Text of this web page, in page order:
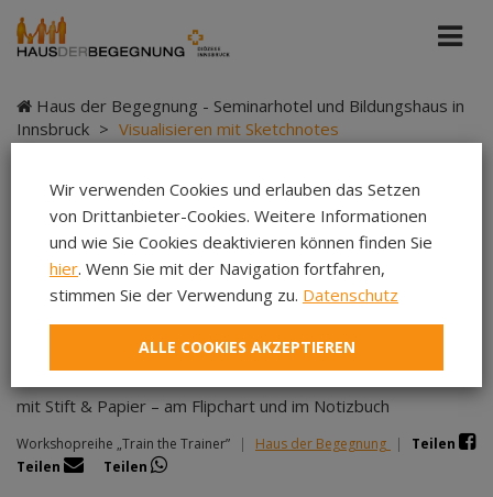
Haus der Begegnung - Seminarhotel und Bildungshaus in
Innsbruck > Visualisieren mit Sketchnotes
Visualisieren mit
Sketchnotes
mit Stift & Papier – am Flipchart und im Notizbuch
Workshopreihe „Train the Trainer” | Haus der Begegnung |
Teilen
Teilen
Teilen
Wir verwenden Cookies und erlauben das Setzen
von Drittanbieter-Cookies. Weitere Informationen
und wie Sie Cookies deaktivieren können finden Sie
hier. Wenn Sie mit der Navigation fortfahren,
stimmen Sie der Verwendung zu. Datenschutz
ALLE COOKIES AKZEPTIEREN